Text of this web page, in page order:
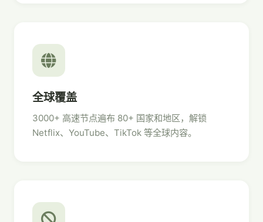
全球覆盖
3000+ 高速节点遍布 80+ 国家和地区，解锁
Netflix、YouTube、TikTok 等全球内容。